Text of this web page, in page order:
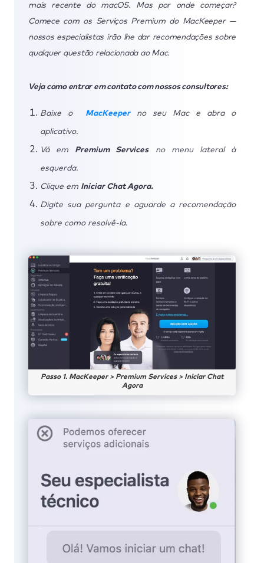
mais recente do macOS. Mas por onde começar?
Comece com os Serviços Premium do MacKeeper —
nossos especialistas irão lhe dar recomendações sobre
qualquer questão relacionada ao Mac.
Veja como entrar em contato com nossos consultores:
Baixe o MacKeeperno seu Mac e abra o
aplicativo.
Vá em Premium Servicesno menu lateral à
esquerda.
Clique em Iniciar Chat Agora.
Digite sua pergunta e aguarde a recomendação
sobre como resolvê-la.
Passo 1. MacKeeper > Premium Services > Iniciar Chat
Agora